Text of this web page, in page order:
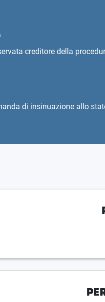
creditore della
di insinuazione allo